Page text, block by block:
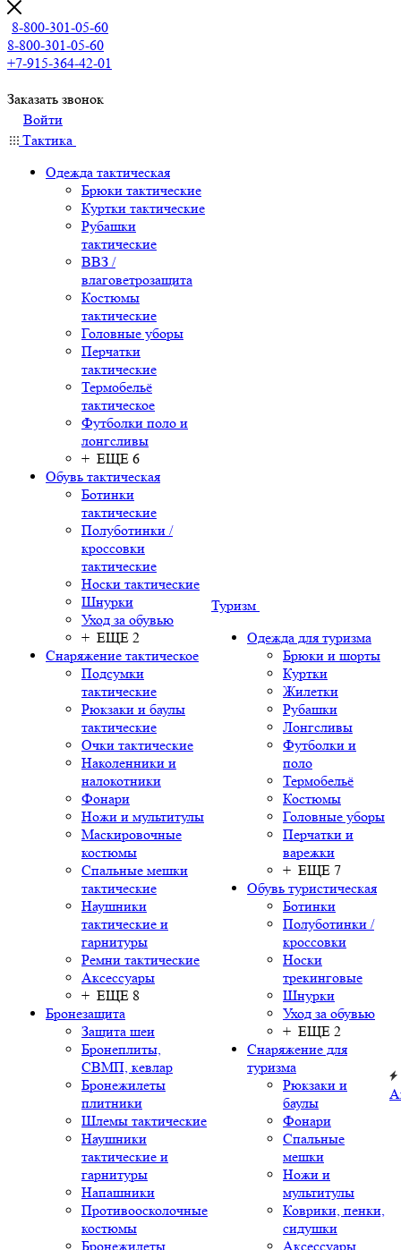
8-800-301-05-60
8-800-301-05-60
+7-915-364-42-01
Заказать звонок
Войти
Тактика
Одежда тактическая
Брюки тактические
Куртки тактические
Рубашки
тактические
ВВЗ /
влаговетрозащита
Костюмы
тактические
Головные уборы
Перчатки
тактические
Термобельё
тактическое
Футболки поло и
лонгсливы
+ ЕЩЕ 6
Обувь тактическая
Ботинки
тактические
Полуботинки /
кроссовки
тактические
Носки тактические
Шнурки
Уход за обувью
+ ЕЩЕ 2
Снаряжение тактическое
Подсумки
тактические
Рюкзаки и баулы
тактические
Очки тактические
Наколенники и
налокотники
Фонари
Ножи и мультитулы
Маскировочные
костюмы
Спальные мешки
тактические
Наушники
тактические и
гарнитуры
Ремни тактические
Аксессуары
+ ЕЩЕ 8
Бронезащита
Защита шеи
Бронеплиты,
СВМП, кевлар
Бронежилеты
плитники
Шлемы тактические
Наушники
тактические и
гарнитуры
Напашники
Противоосколочные
костюмы
Бронежилеты
Туризм
Одежда для туризма
Брюки и шорты
Куртки
Жилетки
Рубашки
Лонгсливы
Футболки и
поло
Термобельё
Костюмы
Головные уборы
Перчатки и
варежки
+ ЕЩЕ 7
Обувь туристическая
Ботинки
Полуботинки /
кроссовки
Носки
трекинговые
Шнурки
Уход за обувью
+ ЕЩЕ 2
Снаряжение для
туризма
Рюкзаки и
баулы
Фонари
Спальные
мешки
Ножи и
мультитулы
Коврики, пенки,
сидушки
Аксессуары